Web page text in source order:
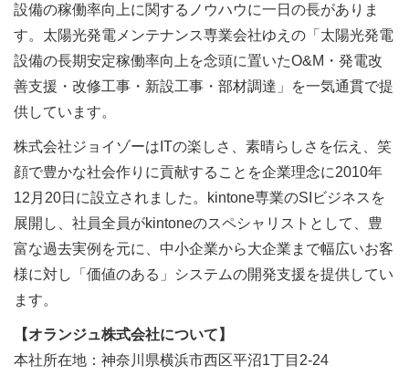
設備の稼働率向上に関するノウハウに一日の長がありま
す。太陽光発電メンテナンス専業会社ゆえの「太陽光発電
設備の長期安定稼働率向上を念頭に置いたO&M・発電改
善支援・改修工事・新設工事・部材調達」を一気通貫で提
供しています。
株式会社ジョイゾーはITの楽しさ、素晴らしさを伝え、笑
顔で豊かな社会作りに貢献することを企業理念に2010年
12月20日に設立されました。kintone専業のSIビジネスを
展開し、社員全員がkintoneのスペシャリストとして、豊
富な過去実例を元に、中小企業から大企業まで幅広いお客
様に対し「価値のある」システムの開発支援を提供してい
ます。
【オランジュ株式会社について】
本社所在地：神奈川県横浜市西区平沼1丁目2-24